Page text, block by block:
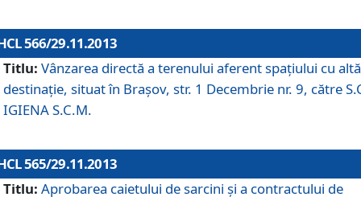
566/29.11.2013
Titlu: Vânzarea directă a terenului aferent spaţiului cu altă
destinaţie, situat în Braşov, str. 1 Decembrie nr. 9, către
IGIENA S.C.M.
565/29.11.2013
Titlu: Aprobarea caietului de sarcini şi a contractului de